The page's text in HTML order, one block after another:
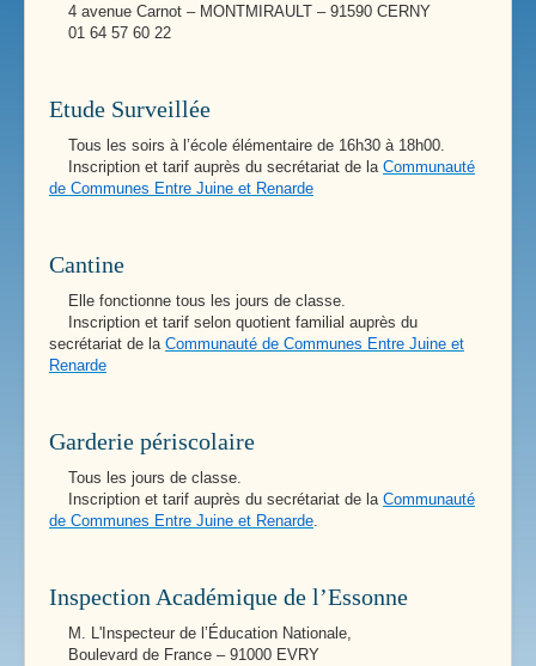
4 avenue Carnot – MONTMIRAULT – 91590 CERNY
01 64 57 60 22
Etude Surveillée
Tous les soirs à l’école élémentaire de 16h30 à 18h00.
Inscription et tarif auprès du secrétariat de la Communauté
de Communes Entre Juine et Renarde
Cantine
Elle fonctionne tous les jours de classe.
Inscription et tarif selon quotient familial auprès du
secrétariat de la Communauté de Communes Entre Juine et
Renarde
Garderie périscolaire
Tous les jours de classe.
Inscription et tarif auprès du secrétariat de la Communauté
de Communes Entre Juine et Renarde
Inspection Académique de l’Essonne
M. L'Inspecteur de l’Éducation Nationale,
Boulevard de France – 91000 EVRY